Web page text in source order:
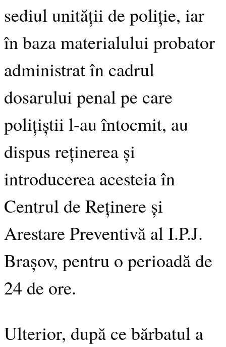
sediul unității de poliție, iar
în baza materialului probator
administrat în cadrul
dosarului penal pe care
polițiștii l-au întocmit, au
dispus reținerea și
introducerea acesteia în
Centrul de Reținere și
Arestare Preventivă al I.P.J.
Brașov, pentru o perioadă de
24 de ore.
Ulterior, după ce bărbatul a